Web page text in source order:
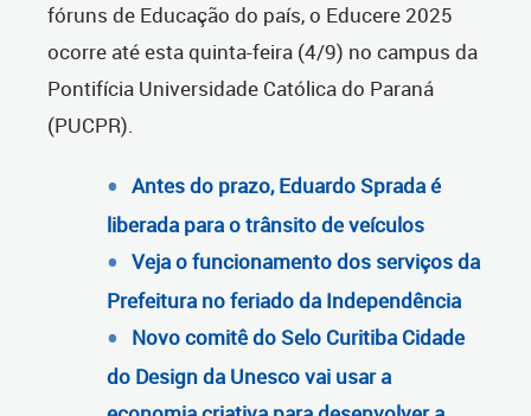
fóruns de Educação do país, o Educere 2025
ocorre até esta quinta-feira (4/9) no campus da
Pontifícia Universidade Católica do Paraná
(PUCPR).
Antes do prazo, Eduardo Sprada é
liberada para o trânsito de veículos
Veja o funcionamento dos serviços da
Prefeitura no feriado da Independência
Novo comitê do Selo Curitiba Cidade
do Design da Unesco vai usar a